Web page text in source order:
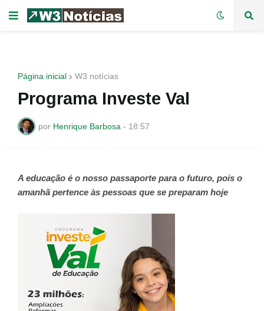
Página inicial W3 notícias
Programa Investe Val
por Henrique Barbosa - 18:57
A educação é o nosso passaporte para o futuro, pois o
amanhã pertence às pessoas que se preparam hoje